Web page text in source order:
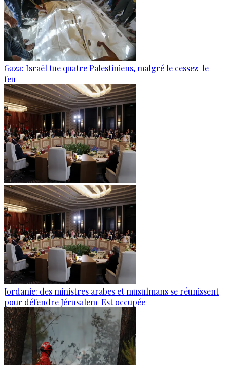
Gaza: Israël tue quatre Palestiniens, malgré le cessez-le-
feu
Jordanie: des ministres arabes et musulmans se réunissent
pour défendre Jérusalem-Est occupée